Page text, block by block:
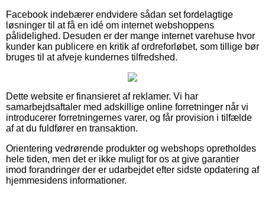
Facebook indebærer endvidere sådan set fordelagtige
løsninger til at få en idé om internet webshoppens
pålidelighed. Desuden er der mange internet varehuse hvor
kunder kan publicere en kritik af ordreforløbet, som tillige bør
bruges til at afveje kundernes tilfredshed.
Dette website er finansieret af reklamer. Vi har
samarbejdsaftaler med adskillige online forretninger når vi
introducerer forretningernes varer, og får provision i tilfælde
af at du fuldfører en transaktion.
Orientering vedrørende produkter og webshops opretholdes
hele tiden, men det er ikke muligt for os at give garantier
imod forandringer der er udarbejdet efter sidste opdatering af
hjemmesidens informationer.